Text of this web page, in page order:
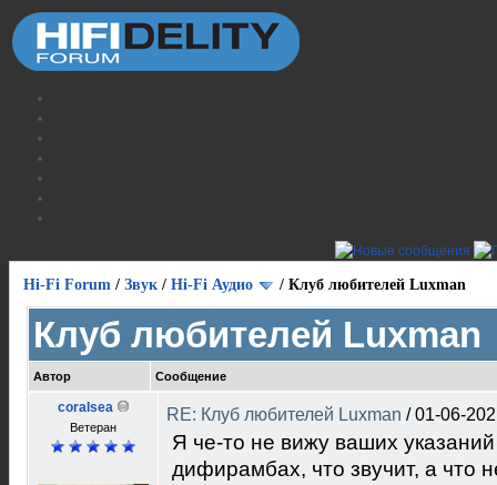
Hi-Fi Forum / Звук / Hi-Fi Аудио / Клуб любителей Luxman
Клуб любителей Luxman
Автор Сообщение
coralsea
Ветеран
RE: Клуб любителей Luxman /01-06-
Я че-то не вижу ваших
дифирамбах, что звучит, а что